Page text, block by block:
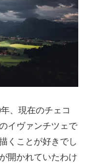
、現在のチェコ
イヴァンチツェで
くことが好きでし
開かれていたわけ